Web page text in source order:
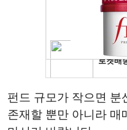
펀드 규모가 작으면 분
존재할 뿐만 아니라 매